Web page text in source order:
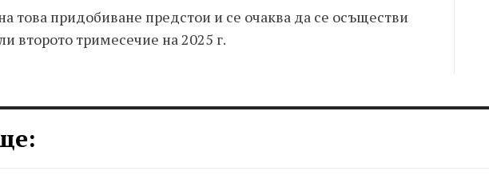
това придобиване предстои и се очаква да се осъществи
второто тримесечие на 2025 г.